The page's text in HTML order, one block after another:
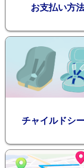
お支払い方
チャイルドシ